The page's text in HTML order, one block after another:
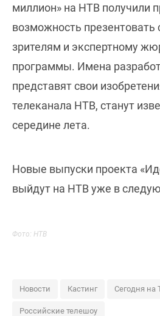
миллион» на НТВ получили
возможность презентовать
зрителям и экспертному
программы. Имена
представят свои
телеканала НТВ, станут
середине лета.
Новые выпуски проекта
выйдут на НТВ уже в
Фото: НТВ
Новости Кастинг Сегодня на
Российские телешоу